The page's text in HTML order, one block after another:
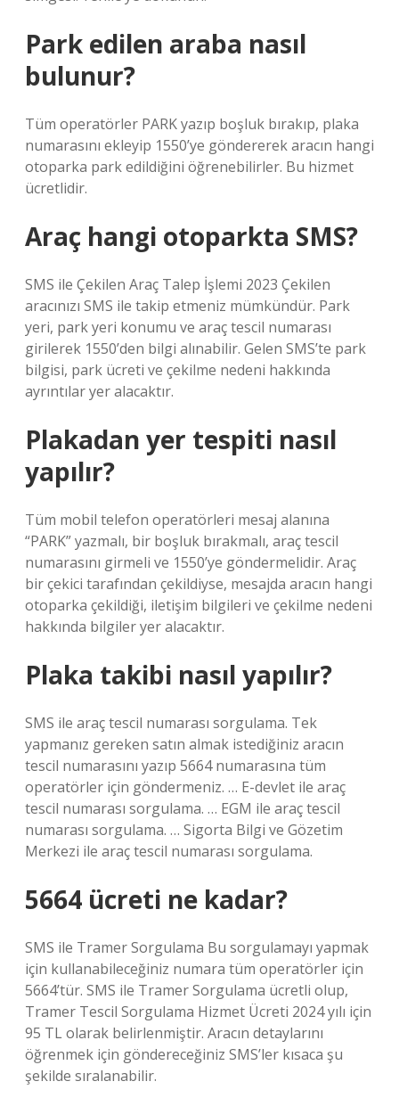
Park edilen araba nasıl
bulunur?
Tüm operatörler PARK yazıp boşluk bırakıp, plaka
numarasını ekleyip 1550’ye göndererek aracın hangi
otoparka park edildiğini öğrenebilirler. Bu hizmet
ücretlidir.
Araç hangi otoparkta SMS?
SMS ile Çekilen Araç Talep İşlemi 2023 Çekilen
aracınızı SMS ile takip etmeniz mümkündür. Park
yeri, park yeri konumu ve araç tescil numarası
girilerek 1550’den bilgi alınabilir. Gelen SMS’te park
bilgisi, park ücreti ve çekilme nedeni hakkında
ayrıntılar yer alacaktır.
Plakadan yer tespiti nasıl
yapılır?
Tüm mobil telefon operatörleri mesaj alanına
“PARK” yazmalı, bir boşluk bırakmalı, araç tescil
numarasını girmeli ve 1550’ye göndermelidir. Araç
bir çekici tarafından çekildiyse, mesajda aracın hangi
otoparka çekildiği, iletişim bilgileri ve çekilme nedeni
hakkında bilgiler yer alacaktır.
Plaka takibi nasıl yapılır?
SMS ile araç tescil numarası sorgulama. Tek
yapmanız gereken satın almak istediğiniz aracın
tescil numarasını yazıp 5664 numarasına tüm
operatörler için göndermeniz. … E-devlet ile araç
tescil numarası sorgulama. … EGM ile araç tescil
numarası sorgulama. … Sigorta Bilgi ve Gözetim
Merkezi ile araç tescil numarası sorgulama.
5664 ücreti ne kadar?
SMS ile Tramer Sorgulama Bu sorgulamayı yapmak
için kullanabileceğiniz numara tüm operatörler için
5664’tür. SMS ile Tramer Sorgulama ücretli olup,
Tramer Tescil Sorgulama Hizmet Ücreti 2024 yılı için
95 TL olarak belirlenmiştir. Aracın detaylarını
öğrenmek için göndereceğiniz SMS’ler kısaca şu
şekilde sıralanabilir.